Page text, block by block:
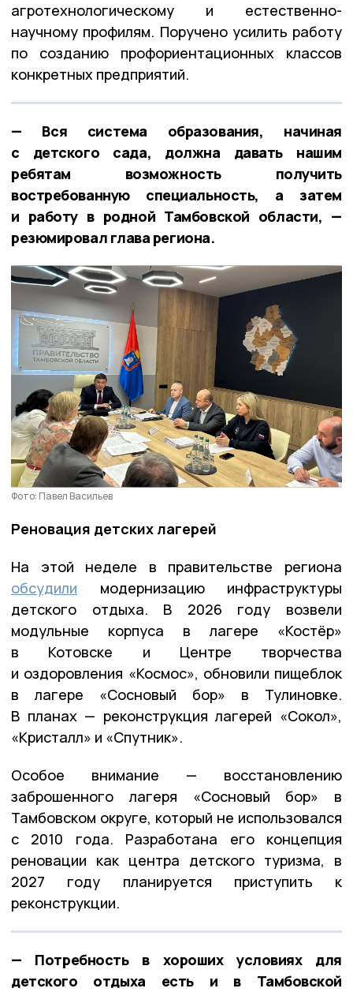
агротехнологическому и естественно-
научному профилям. Поручено усилить работу
по созданию профориентационных классов
конкретных предприятий.
— Вся система образования, начиная
с детского сада, должна давать нашим
ребятам возможность получить
востребованную специальность, а затем
и работу в родной Тамбовской области, —
резюмировал глава региона.
Фото: Павел Васильев
Реновация детских лагерей
На этой неделе в правительстве региона
обсудили модернизацию инфраструктуры
детского отдыха. В 2026 году возвели
модульные корпуса в лагере «Костёр»
в Котовске и Центре творчества
и оздоровления «Космос», обновили пищеблок
в лагере «Сосновый бор» в Тулиновке.
В планах — реконструкция лагерей «Сокол»,
«Кристалл» и «Спутник».
Особое внимание — восстановлению
заброшенного лагеря «Сосновый бор» в
Тамбовском округе, который не использовался
с 2010 года. Разработана его концепция
реновации как центра детского туризма, в
2027 году планируется приступить к
реконструкции.
— Потребность в хороших условиях для
детского отдыха есть и в Тамбовской